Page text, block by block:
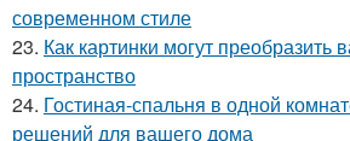
современном стиле
23. Как картинки могут преобразить
пространство
24. Гостиная-спальня в одной
решений для вашего дома